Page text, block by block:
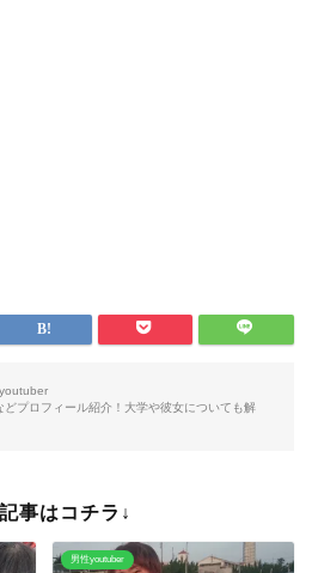
プロフィール紹介！大学や彼女についても解
事はコチラ↓
男性youtuber